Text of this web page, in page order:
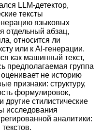
LLM-детектор,
тексты
языковых
отдельный абзац,
относится ли
или к AI-генерации.
как машинный текст,
предполагаемая группа
не историю
признаки: структуру,
формулировок,
стилистические
исследования
аналитики: